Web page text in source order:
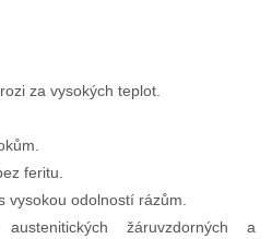
za vysokých teplot.
feritu.
vysokou odolností rázům.
žáruvzdorných a